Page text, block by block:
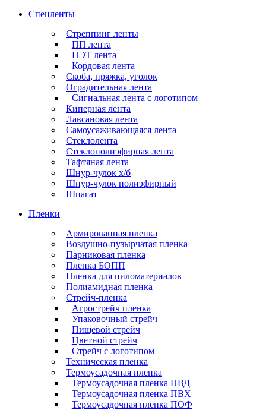
Спецленты
Стреппинг ленты
ПП лента
ПЭТ лента
Кордовая лента
Скоба, пряжка, уголок
Оградительная лента
Сигнальная лента с логотипом
Киперная лента
Лавсановая лента
Самоусаживающаяся лента
Стеклолента
Стеклополиэфирная лента
Тафтяная лента
Шнур-чулок х/б
Шнур-чулок полиэфирный
Шпагат
Пленки
Армированная пленка
Воздушно-пузырчатая пленка
Парниковая пленка
Пленка БОПП
Пленка для пиломатериалов
Полиамидная пленка
Стрейч-пленка
Агрострейч пленка
Упаковочный стрейч
Пищевой стрейч
Цветной стрейч
Стрейч с логотипом
Техническая пленка
Термоусадочная пленка
Термоусадочная пленка ПВД
Термоусадочная пленка ПВХ
Термоусадочная пленка ПОФ